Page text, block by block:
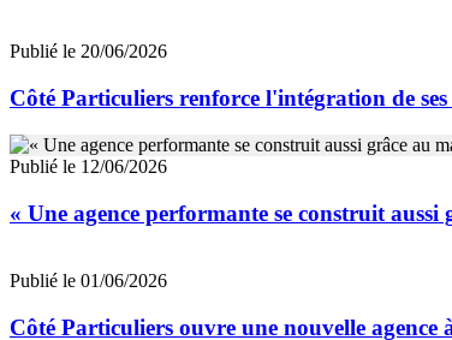
Publié le 20/06/2026
Côté Particuliers renforce l'intégration de
Publié le 12/06/2026
« Une agence performante se construit
Publié le 01/06/2026
Côté Particuliers ouvre une nouvelle agence